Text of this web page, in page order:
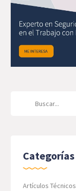
Categorías
Artículos Técnicos